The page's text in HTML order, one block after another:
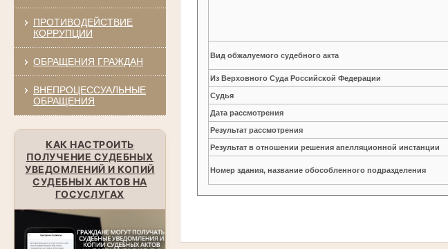
ПРОТИВОДЕЙСТВИЕ
КОРРУПЦИИ
ОБРАЩЕНИЯ ГРАЖДАН
ВНЕПРОЦЕССУАЛЬНЫЕ
ОБРАЩЕНИЯ
КАК НАСТРОИТЬ
ПОЛУЧЕНИЕ СУДЕБНЫХ
УВЕДОМЛЕНИЙ И КОПИЙ
СУДЕБНЫХ АКТОВ НА
ГОСУСЛУГАХ
Вид обжалуемого судебного акта
Из Верховного Суда Российской Федерации
Судья
Дата рассмотрения
Результат рассмотрения
Результат в отношении решения апелляционной инстанции
Номер здания, название обособленного подразделения